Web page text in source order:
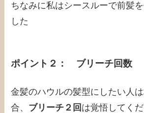
ちなみに私はシースルーで前髪
した
ポイント２： ブリーチ回数
金髪のハウルの髪型にしたい人
合、 ブリーチ２回 は覚悟してく